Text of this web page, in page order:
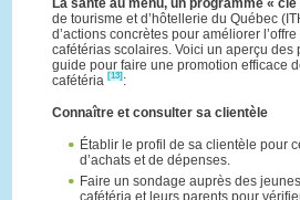
de tourisme et d’hôtellerie du Québec
d’actions concrètes pour améliorer
cafétérias scolaires. Voici un aperçu des
guide pour faire une promotion efficace
cafétéria [13] :
Connaître et consulter sa clientèle
Établir le profil de sa clientèle pour
d’achats et de dépenses.
Faire un sondage auprès des
cafétéria et leurs parents pour